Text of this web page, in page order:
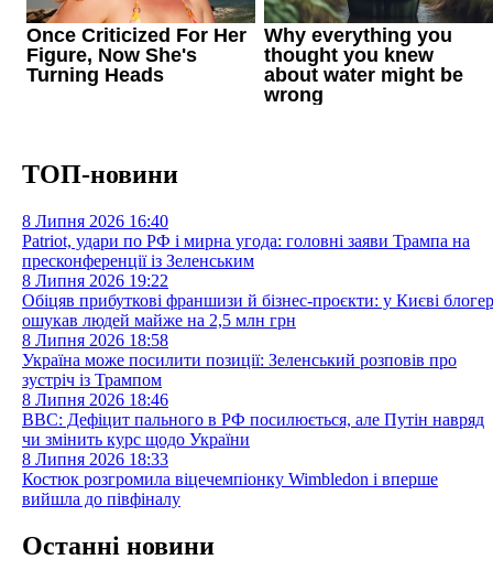
ТОП-новини
8 Липня 2026 16:40
Patriot, удари по РФ і мирна угода: головні заяви Трампа на
пресконференції із Зеленським
8 Липня 2026 19:22
Обіцяв прибуткові франшизи й бізнес-проєкти: у Києві блогер
ошукав людей майже на 2,5 млн грн
8 Липня 2026 18:58
Україна може посилити позиції: Зеленський розповів про
зустріч із Трампом
8 Липня 2026 18:46
BBC: Дефіцит пального в РФ посилюється, але Путін навряд
чи змінить курс щодо України
8 Липня 2026 18:33
Костюк розгромила віцечемпіонку Wimbledon і вперше
вийшла до півфіналу
Останні новини